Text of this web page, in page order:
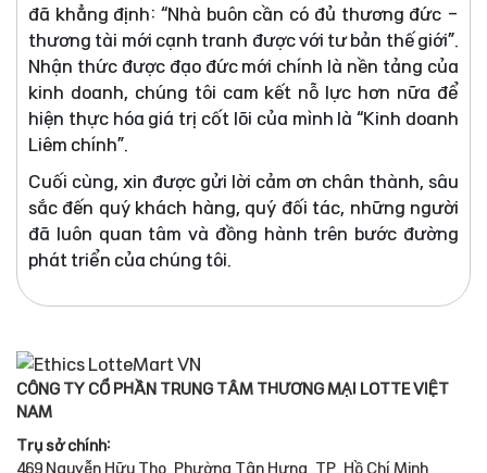
đã khẳng định: “Nhà buôn cần có đủ thương đức -
thương tài mới cạnh tranh được với tư bản thế giới”.
Nhận thức được đạo đức mới chính là nền tảng của
kinh doanh, chúng tôi cam kết nỗ lực hơn nữa để
hiện thực hóa giá trị cốt lõi của mình là “Kinh doanh
Liêm chính”.
Cuối cùng, xin được gửi lời cảm ơn chân thành, sâu
sắc đến quý khách hàng, quý đối tác, những người
đã luôn quan tâm và đồng hành trên bước đường
phát triển của chúng tôi.
CÔNG TY CỔ PHẦN TRUNG TÂM THƯƠNG MẠI LOTTE VIỆT
NAM
Trụ sở chính:
469 Nguyễn Hữu Thọ, Phường Tân Hưng, TP. Hồ Chí Minh